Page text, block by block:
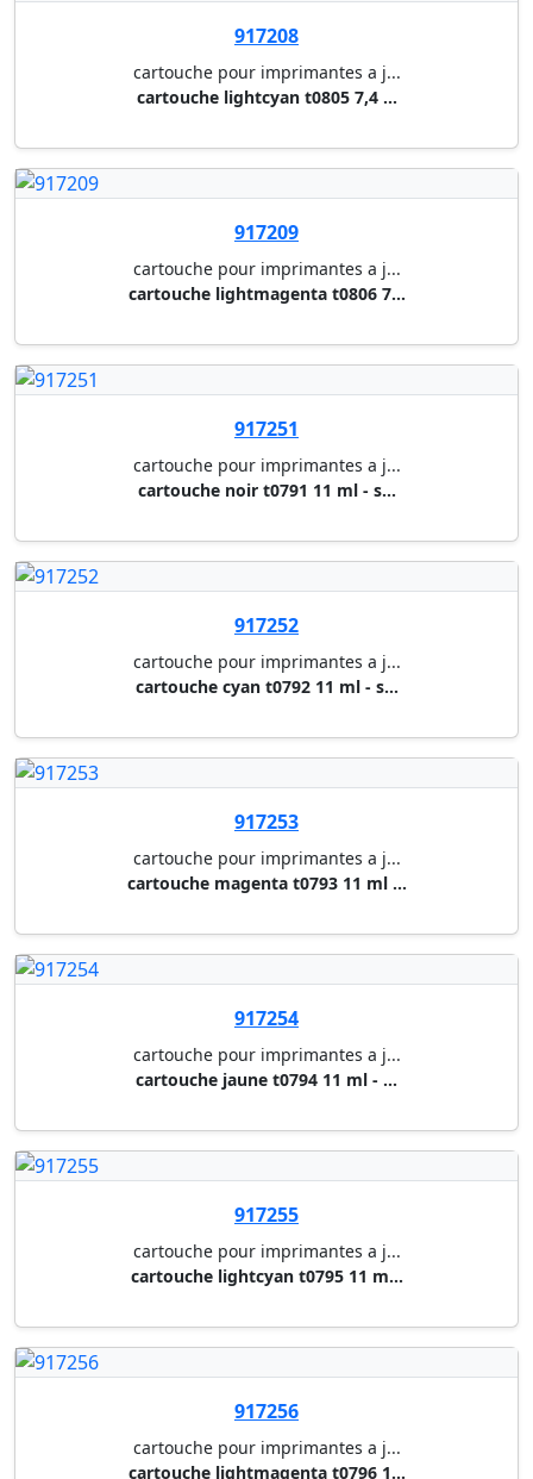
917209
cartouche pour imprimantes a j...
917251
cartouche pour imprimantes a j...
cartouche noir t0791 11 ml - s...
917252
cartouche pour imprimantes a j...
cartouche cyan t0792 11 ml - s...
917253
cartouche magenta t0793 11 ml ...
917254
cartouche jaune t0794 11 ml - ...
917255
cartouche pour imprimantes a j...
cartouche lightcyan t0795 11 m...
917256
cartouche lightmagenta t0796 1...
cartouche pour imprimantes a j...
917391
cartouche pour imprimantes a j...
cartouche cyan t0892 3,5 ml - ...